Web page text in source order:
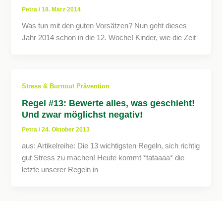
Petra/18. März 2014
Was tun mit den guten Vorsätzen? Nun geht dieses
Jahr 2014 schon in die 12. Woche! Kinder, wie die Zeit
Stress & Burnout Prävention
Regel #13: Bewerte alles, was geschieht!
Und zwar möglichst negativ!
Petra/24. Oktober 2013
aus: Artikelreihe: Die 13 wichtigsten Regeln, sich richtig
gut Stress zu machen! Heute kommt *tataaaa* die
letzte unserer Regeln in